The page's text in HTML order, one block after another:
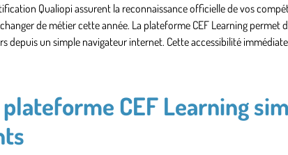
Qualiopi assurent la reconnaissance officielle de vos
de métier cette année. La plateforme CEF Learning permet
depuis un simple navigateur internet. Cette accessibilité
plateforme CEF Learning